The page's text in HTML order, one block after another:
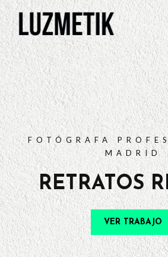
TARIFAS
PREGUNTAS
FOTÓGRAFA
MADRID
RETRATOS
VER TRABAJO